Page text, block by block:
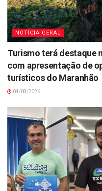
NOTÍCIA GERAL
Turismo terá destaque
com apresentação de
turísticos do Maranhão
04/08/2026